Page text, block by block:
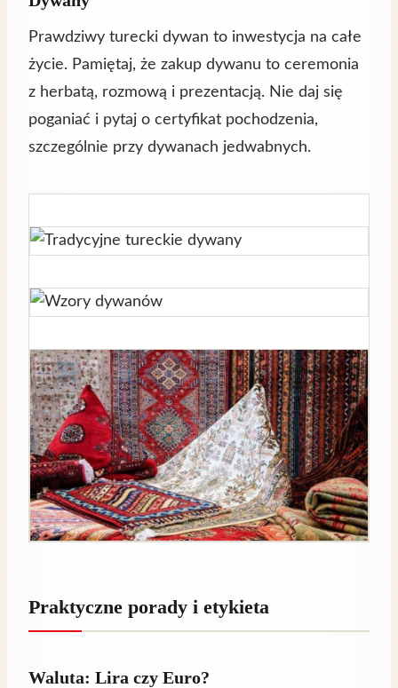
Prawdziwy turecki dywan to inwestycja na całe
życie. Pamiętaj, że zakup dywanu to ceremonia
z herbatą, rozmową i prezentacją. Nie daj się
poganiać i pytaj o certyfikat pochodzenia,
szczególnie przy dywanach jedwabnych.
Praktyczne porady i etykieta
Waluta: Lira czy Euro?